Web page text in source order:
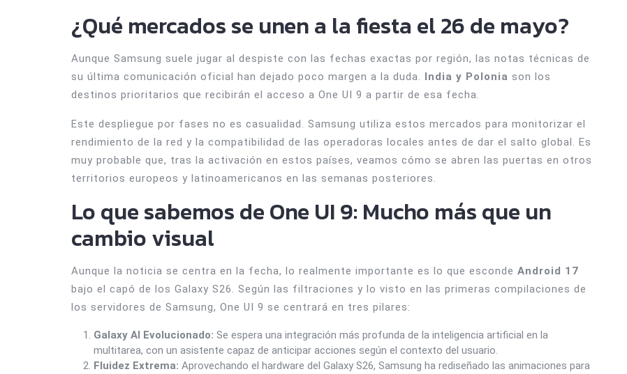
¿Qué mercados se unen a la fiesta el 26 de mayo?
Aunque Samsung suele jugar al despiste con las fechas exactas por región, las notas técnicas de
su última comunicación oficial han dejado poco margen a la duda. India y Polonia son los
destinos prioritarios que recibirán el acceso a One UI 9 a partir de esa fecha.
Este despliegue por fases no es casualidad. Samsung utiliza estos mercados para monitorizar el
rendimiento de la red y la compatibilidad de las operadoras locales antes de dar el salto global. Es
muy probable que, tras la activación en estos países, veamos cómo se abren las puertas en otros
territorios europeos y latinoamericanos en las semanas posteriores.
Lo que sabemos de One UI 9: Mucho más que un
cambio visual
Aunque la noticia se centra en la fecha, lo realmente importante es lo que esconde Android 17
bajo el capó de los Galaxy S26. Según las filtraciones y lo visto en las primeras compilaciones de
los servidores de Samsung, One UI 9 se centrará en tres pilares:
Galaxy AI Evolucionado: Se espera una integración más profunda de la inteligencia artificial en la
multitarea, con un asistente capaz de anticipar acciones según el contexto del usuario.
Fluidez Extrema: Aprovechando el hardware del Galaxy S26, Samsung ha rediseñado las animaciones para